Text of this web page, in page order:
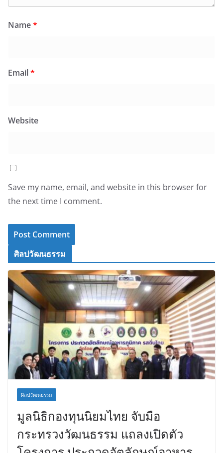
Name*
Email*
Website
Save my name, email, and website in this browser for
the next time I comment.
ศิลปวัฒนธรรม
ศิลปวัฒนธรรม
มูลนิธิกองทุนนิยมไทย จับมือ
กระทรวงวัฒนธรรม แถลงเปิดตัว